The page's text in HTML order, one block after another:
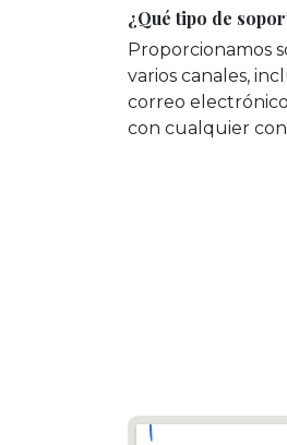
¿Qué tipo de
Proporcionamos
varios canales,
correo
con cualquier